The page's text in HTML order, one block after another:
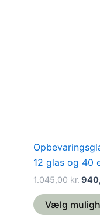
12 glas og 40
1.045,00kr.
Vælg